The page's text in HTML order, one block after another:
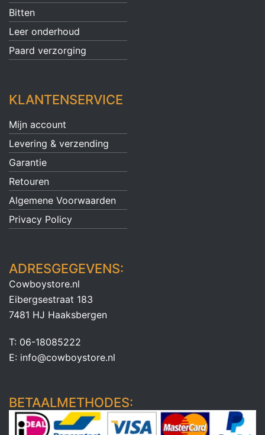
Bitten
Leer onderhoud
Paard verzorging
KLANTENSERVICE
Mijn account
Levering & verzending
Garantie
Retouren
Algemene Voorwaarden
Privacy Policy
ADRESGEGEVENS:
Cowboystore.nl
Eibergsestraat 183
7481 HJ Haaksbergen
T: 06-18085222
E: info@cowboystore.nl
BETAALMETHODES: